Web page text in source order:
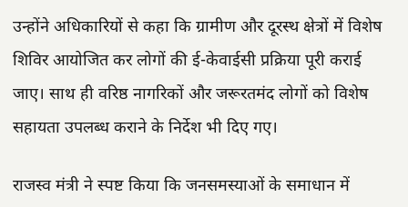
उन्होंने अधिकारियों से कहा कि ग्रामीण और दूरस्थ क्षेत्रों में विशेष
शिविर आयोजित कर लोगों की ई-केवाईसी प्रक्रिया पूरी कराई
जाए। साथ ही वरिष्ठ नागरिकों और जरूरतमंद लोगों को विशेष
सहायता उपलब्ध कराने के निर्देश भी दिए गए।
राजस्व मंत्री ने स्पष्ट किया कि जनसमस्याओं के समाधान में